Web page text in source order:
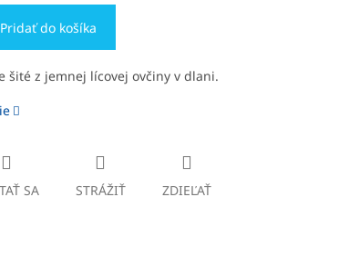
Pridať do košíka
šité z jemnej lícovej ovčiny v dlani.
SA STRÁŽIŤ ZDIEĽAŤ